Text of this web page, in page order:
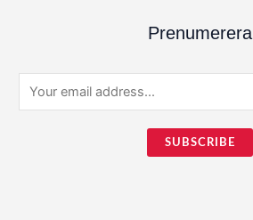
Prenumerera
m
SUBSCRIBE